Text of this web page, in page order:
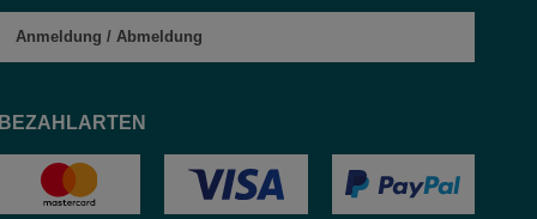
Anmeldung / Abmeldung
BEZAHLARTEN